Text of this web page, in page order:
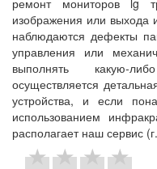
изображения или выхода
наблюдаются дефекты
управления или
выполнять какую-
осуществляется
устройства, и если
использованием
располагает наш сервис